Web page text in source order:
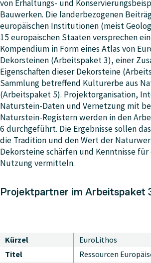
von Erhaltungs- und
Bauwerken. Die länderbezogenen
europäischen Institutionen (meist
15 europäischen Staaten versprechen
Kompendium in Form eines Atlas von
Dekorsteinen (Arbeitspaket 3), einer
Eigenschaften dieser Dekorsteine
Sammlung betreffend Kulturerbe aus
(Arbeitspaket 5). Projektorganisation,
Naturstein-Daten und Vernetzung mit
Naturstein-Registern werden in den
6 durchgeführt. Die Ergebnisse sollen
die Tradition und den Wert der
Dekorsteine schärfen und Kenntnisse
Nutzung vermitteln.
Projektpartner im Arbeitspaket
Kürzel
EuroLithos
Titel
Ressourcen